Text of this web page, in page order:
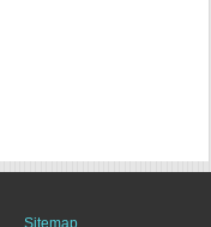
Sitemap